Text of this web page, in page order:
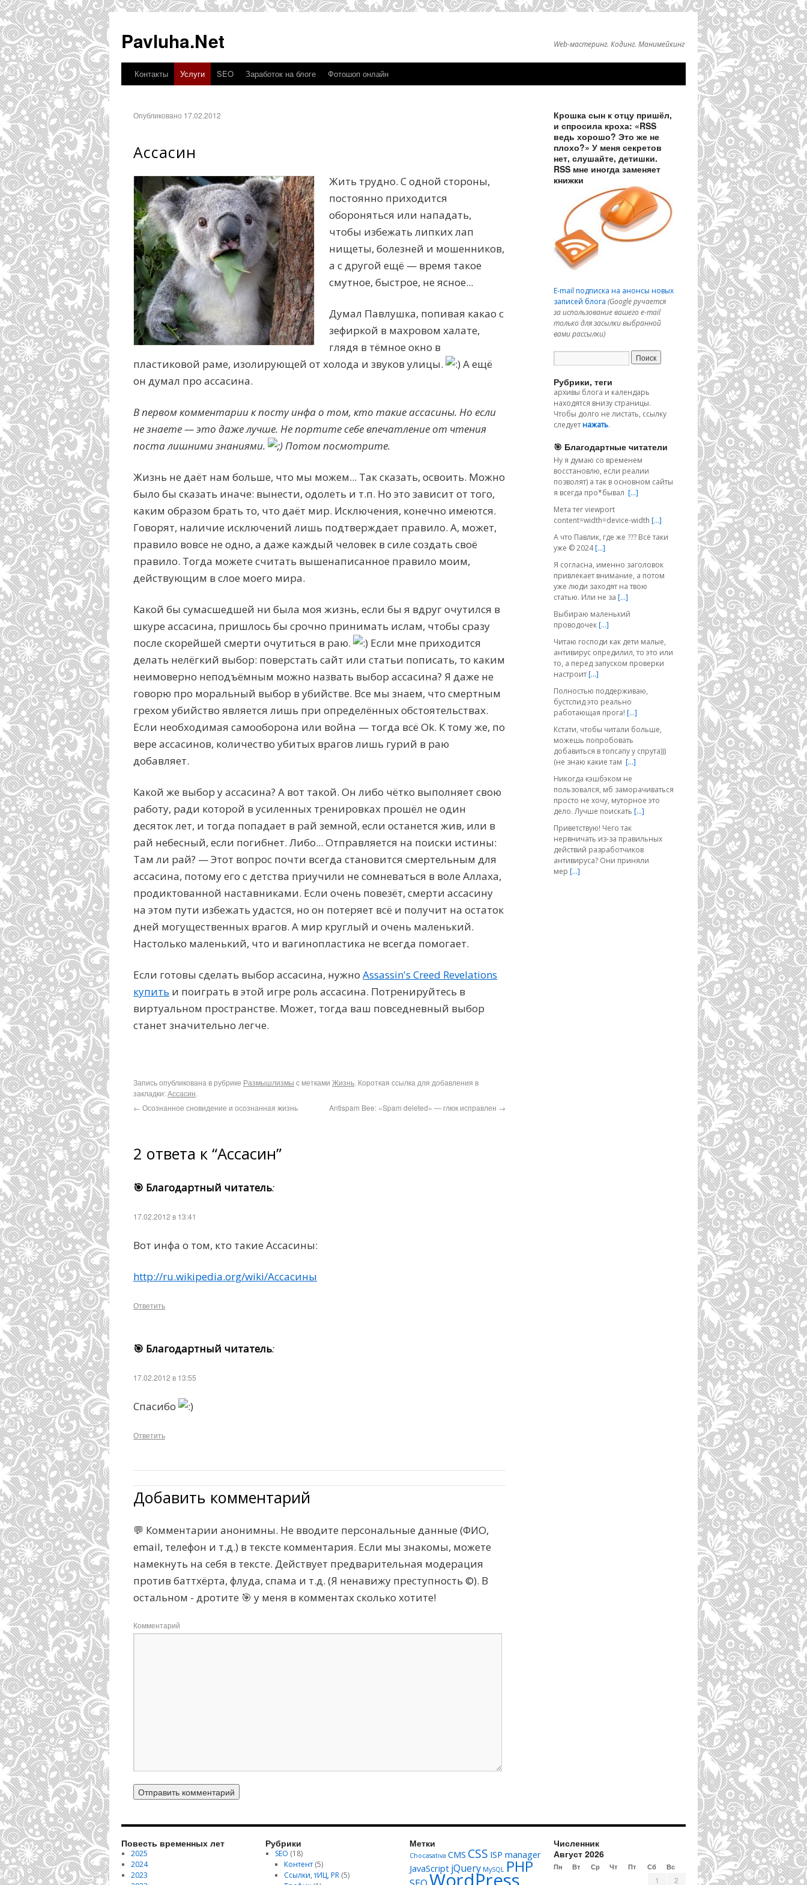
Pavluha.Net Web-мастеринг. Кодинг. Манимейкинг
Контакты Услуги SEO Заработок на блоге Фотошоп онлайн
Опубликовано 17.02.2012
Ассасин
Жить трудно. С одной стороны,
постоянно приходится
обороняться или нападать,
чтобы избежать липких лап
нищеты, болезней и мошенников,
а с другой ещё — время такое
смутное, быстрое, не ясное...
Думал Павлушка, попивая какао с
зефиркой в махровом халате,
глядя в тёмное окно в
пластиковой раме, изолирующей от холода и звуков улицы.
А ещё
он думал про ассасина.
В первом комментарии к посту инфа о том, кто такие ассасины. Но если
не знаете — это даже лучше. Не портите себе впечатление от чтения
поста лишними знаниями.
Потом посмотрите.
Жизнь не даёт нам больше, что мы можем... Так сказать, освоить. Можно
было бы сказать иначе: вынести, одолеть и т.п. Но это зависит от того,
каким образом брать то, что даёт мир. Исключения, конечно имеются.
Говорят, наличие исключений лишь подтверждает правило. А, может,
правило вовсе не одно, а даже каждый человек в силе создать своё
правило. Тогда можете считать вышенаписанное правило моим,
действующим в слое моего мира.
Какой бы сумасшедшей ни была моя жизнь, если бы я вдруг очутился в
шкуре ассасина, пришлось бы срочно принимать ислам, чтобы сразу
после скорейшей смерти очутиться в раю.
Если мне приходится
делать нелёгкий выбор: поверстать сайт или статьи пописать, то каким
неимоверно неподъёмным можно назвать выбор ассасина? Я даже не
говорю про моральный выбор в убийстве. Все мы знаем, что смертным
грехом убийство является лишь при определённых обстоятельствах.
Если необходимая самооборона или война — тогда всё Ok. К тому же, по
вере ассасинов, количество убитых врагов лишь гурий в раю
добавляет.
Какой же выбор у ассасина? А вот такой. Он либо чётко выполняет свою
работу, ради которой в усиленных тренировках прошёл не один
десяток лет, и тогда попадает в рай земной, если останется жив, или в
рай небесный, если погибнет. Либо... Отправляется на поиски истины:
Там ли рай? — Этот вопрос почти всегда становится смертельным для
ассасина, потому его с детства приучили не сомневаться в воле Аллаха,
продиктованной наставниками. Если очень повезёт, смерти ассасину
на этом пути избежать удастся, но он потеряет всё и получит на остаток
дней могущественных врагов. А мир круглый и очень маленький.
Настолько маленький, что и вагинопластика не всегда помогает.
Если готовы сделать выбор ассасина, нужно Assassin's Creed Revelations
купить и поиграть в этой игре роль ассасина. Потренируйтесь в
виртуальном пространстве. Может, тогда ваш повседневный выбор
станет значительно легче.
Запись опубликована в рубрике Размышлизмы с метками Жизнь. Короткая ссылка для добавления в
закладки:Ассасин.
← Осознанное сновидение и осознанная жизнь Antispam Bee: «Spam deleted» — глюк исправлен →
2 ответа к “Ассасин”
🎯 Благодартный читатель:
17.02.2012 в 13:41
Вот инфа о том, кто такие Ассасины:
http://ru.wikipedia.org/wiki/Ассасины
Ответить
🎯 Благодартный читатель:
17.02.2012 в 13:55
Спасибо
Ответить
Добавить комментарий
💬 Комментарии анонимны. Не вводите персональные данные (ФИО,
email, телефон и т.д.) в тексте комментария. Если мы знакомы, можете
намекнуть на себя в тексте. Действует предварительная модерация
против баттхёрта, флуда, спама и т.д. (Я ненавижу преступность ©). В
остальном - дротите 🎯 у меня в комментах сколько хотите!
Комментарий
Крошка сын к отцу пришёл,
и спросила кроха: «RSS
ведь хорошо? Это же не
плохо?» У меня секретов
нет, слушайте, детишки.
RSS мне иногда заменяет
книжки
E-mail подписка на анонсы новых
записей блога (Google ручается
за использование вашего e-mail
только для засылки выбранной
вами рассылки)
Рубрики, теги
архивы блога и календарь
находятся внизу страницы.
Чтобы долго не листать, ссылку
следуетнажать.
🎯 Благодартные читатели
Ну я думаю со временем
восстановлю, если реалии
позволят) а так в основном сайты
я всегда про*бывал […]
Мета тег viewport
content=width=device-width […]
А что Павлик, где же ??? Всё таки
уже © 2024[…]
Я согласна, именно заголовок
привлекает внимание, а потом
уже люди заходят на твою
статью. Или не за […]
Выбираю маленький
проводочек[…]
Читаю господи как дети малые,
антивирус опредилил, то это или
то, а перед запуском проверки
настроит[…]
Полностью поддерживаю,
бустспид это реально
работающая прога! […]
Кстати, чтобы читали больше,
можешь попробовать
добавиться в топсапу у спрута)))
(не знаю какие там […]
Никогда кэшбэком не
пользовался, мб заморачиваться
просто не хочу, муторное это
дело. Лучше поискать […]
Приветствую! Чего так
нервничать из-за правильных
действий разработчиков
антивируса? Они приняли
мер […]
Повесть временных лет
2025
2024
2023
Рубрики
SEO (18)
Контент (5)
Ссылки, тИЦ, PR (5)
Метки
Chocasativa CMS CSS ISP manager
JavaScript jQuery MySQL PHP
WordPress
Численник
Август 2026
Пн Вт Ср Чт Пт Сб Вс
1 2